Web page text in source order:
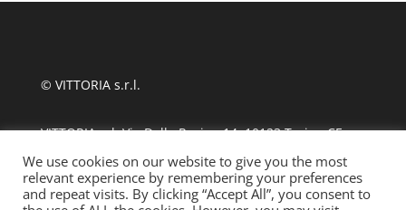
© VITTORIA s.r.l.
VITTORIA srl, Via Delle Rosine 14, 10123 Torino CF
11124480010
tel +39 011 889870| fax 011 8123486
We use cookies on our website to give you the most
relevant experience by remembering your preferences
and repeat visits. By clicking “Accept All”, you consent to